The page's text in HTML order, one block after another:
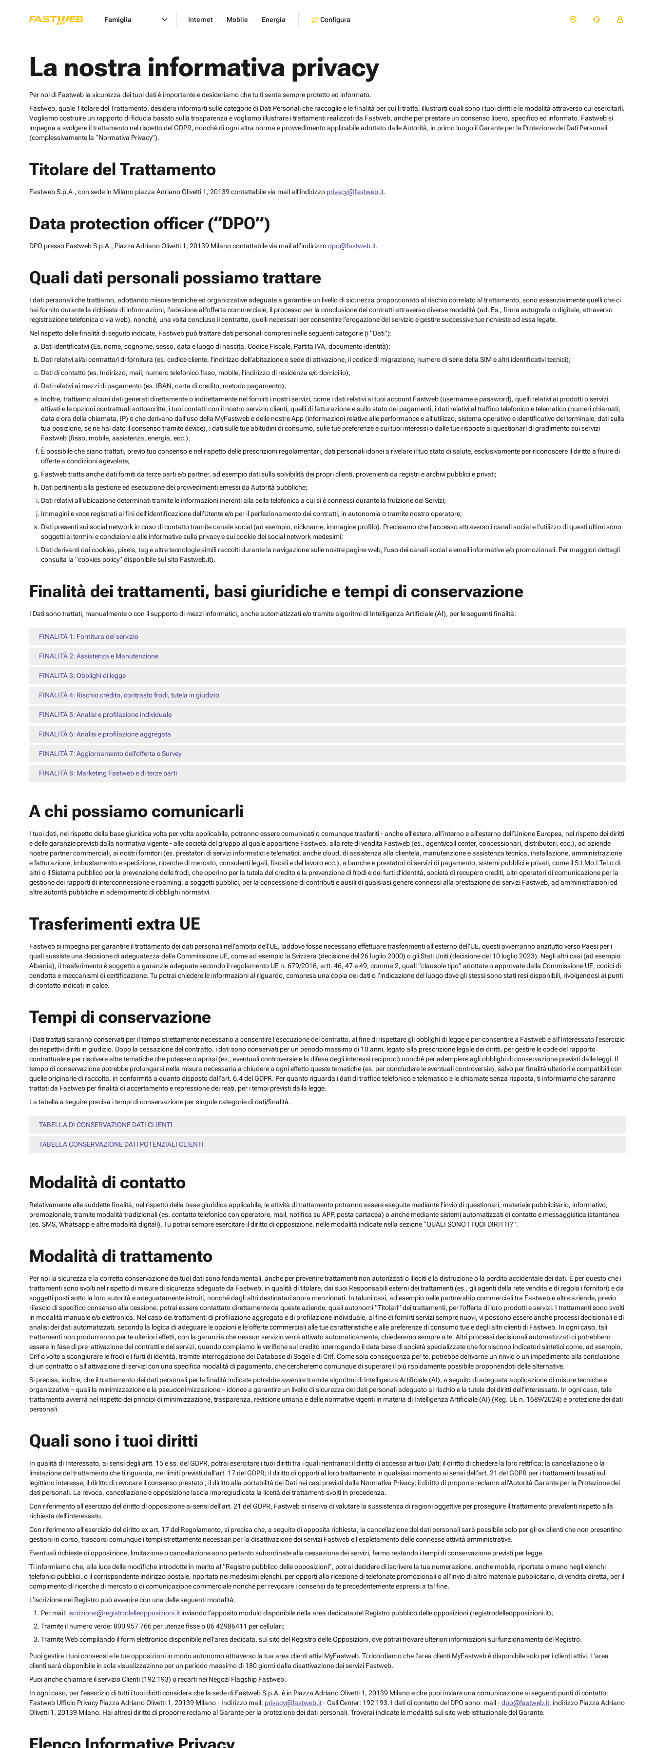
Famiglia Internet Mobile Energia Configura
La nostra informativa privacy
Per noi di Fastweb la sicurezza dei tuoi dati è importante e desideriamo che tu ti senta sempre protetto ed informato.
Fastweb, quale Titolare del Trattamento, desidera informarti sulle categorie di Dati Personali che raccoglie e le finalità per cui li tratta, illustrarti quali sono i tuoi diritti e le modalità attraverso cui esercitarli.
Vogliamo costruire un rapporto di fiducia basato sulla trasparenza e vogliamo illustrare i trattamenti realizzati da Fastweb, anche per prestare un consenso libero, specifico ed informato. Fastweb si
impegna a svolgere il trattamento nel rispetto del GDPR, nonché di ogni altra norma e provvedimento applicabile adottato dalle Autorità, in primo luogo il Garante per la Protezione dei Dati Personali
(complessivamente la “Normativa Privacy”).
Titolare del Trattamento
Fastweb S.p.A., con sede in Milano piazza Adriano Olivetti 1, 20139 contattabile via mail all’indirizzo privacy@fastweb.it.
Data protection officer (“DPO”)
DPO presso Fastweb S.p.A., Piazza Adriano Olivetti 1, 20139 Milano contattabile via mail all’indirizzodpo@fastweb.it.
Quali dati personali possiamo trattare
I dati personali che trattiamo, adottando misure tecniche ed organizzative adeguate a garantire un livello di sicurezza proporzionato al rischio correlato al trattamento, sono essenzialmente quelli che ci
hai fornito durante la richiesta di informazioni, l’adesione all’offerta commerciale, il processo per la conclusione dei contratti attraverso diverse modalità (ad. Es., firma autografa o digitale, attraverso
registrazione telefonica o via web), nonché, una volta concluso il contratto, quelli necessari per consentire l’erogazione del servizio e gestire successive tue richieste ad essa legate.
Nel rispetto delle finalità di seguito indicate, Fastweb può trattare dati personali compresi nelle seguenti categorie (i “Dati”):
Dati identificativi (Es. nome, cognome, sesso, data e luogo di nascita, Codice Fiscale, Partita IVA, documento identità);
Dati relativi al/ai contratto/i di fornitura (es. codice cliente, l’indirizzo dell’abitazione o sede di attivazione, il codice di migrazione, numero di serie della SIM e altri identificativi tecnici);
Dati di contatto (es. Indirizzo, mail, numero telefonico fisso, mobile, l’indirizzo di residenza e/o domicilio);
Dati relativi ai mezzi di pagamento (es. IBAN, carta di credito, metodo pagamento);
Inoltre, trattiamo alcuni dati generati direttamente o indirettamente nel fornirti i nostri servizi, come i dati relativi ai tuoi account Fastweb (username e password), quelli relativi ai prodotti o servizi
attivati e le opzioni contrattuali sottoscritte, i tuoi contatti con il nostro servizio clienti, quelli di fatturazione e sullo stato dei pagamenti, i dati relativi al traffico telefonico e telematico (numeri chiamati,
data e ora della chiamata, IP) o che derivano dall’uso della MyFastweb e delle nostre App (informazioni relative alle performance e all’utilizzo, sistema operativo e identificativo del terminale, dati sulla
tua posizione, se ne hai dato il consenso tramite device), i dati sulle tue abitudini di consumo, sulle tue preferenze e sui tuoi interessi o dalle tue risposte ai questionari di gradimento sui servizi
Fastweb (fisso, mobile, assistenza, energia, ecc.);
È possibile che siano trattati, previo tuo consenso e nel rispetto delle prescrizioni regolamentari, dati personali idonei a rivelare il tuo stato di salute, esclusivamente per riconoscere il diritto a fruire di
offerte a condizioni agevolate;
Fastweb tratta anche dati forniti da terze parti e/o partner, ad esempio dati sulla solvibilità dei propri clienti, provenienti da registri e archivi pubblici e privati;
Dati pertinenti alla gestione ed esecuzione dei provvedimenti emessi da Autorità pubbliche;
Dati relativi all’ubicazione determinati tramite le informazioni inerenti alla cella telefonica a cui si è connessi durante la fruizione dei Servizi;
Immagini e voce registrati ai fini dell’identificazione dell’Utente e/o per il perfezionamento dei contratti, in autonomia o tramite nostro operatore;
Dati presenti sui social network in caso di contatto tramite canale social (ad esempio, nickname, immagine profilo). Precisiamo che l’accesso attraverso i canali social e l’utilizzo di questi ultimi sono
soggetti ai termini e condizioni e alle informative sulla privacy e sui cookie dei social network medesimi;
Dati derivanti dai cookies, pixels, tag e altre tecnologie simili raccolti durante la navigazione sulle nostre pagine web, l’uso dei canali social e email informative e/o promozionali. Per maggiori dettagli
consulta la “cookies policy” disponibile sul sito Fastweb.it).
Finalità dei trattamenti, basi giuridiche e tempi di conservazione
I Dati sono trattati, manualmente o con il supporto di mezzi informatici, anche automatizzati e/o tramite algoritmi di Intelligenza Artificiale (AI), per le seguenti finalità:
FINALITÀ 1: Fornitura del servizio
FINALITÀ 2: Assistenza e Manutenzione
FINALITÀ 3: Obblighi di legge
FINALITÀ 4: Rischio credito, contrasto frodi, tutela in giudizio
FINALITÀ 5: Analisi e profilazione individuale
FINALITÀ 6: Analisi e profilazione aggregata
FINALITÀ 7: Aggiornamento dell’offerta e Survey
FINALITÀ 8: Marketing Fastweb e di terze parti
A chi possiamo comunicarli
I tuoi dati, nel rispetto della base giuridica volta per volta applicabile, potranno essere comunicati o comunque trasferiti - anche all’estero, all’interno e all’esterno dell’Unione Europea, nel rispetto dei diritti
e delle garanzie previsti dalla normativa vigente - alle società del gruppo al quale appartiene Fastweb, alla rete di vendita Fastweb (es., agenti/call center, concessionari, distributori, ecc.), ad aziende
nostre partner commerciali, ai nostri fornitori (es. prestatori di servizi informatici e telematici, anche cloud, di assistenza alla clientela, manutenzione e assistenza tecnica, installazione, amministrazione
e fatturazione, imbustamento e spedizione, ricerche di mercato, consulenti legali, fiscali e del lavoro ecc.), a banche e prestatori di servizi di pagamento, sistemi pubblici e privati, come il S.I.Mo.I.Tel.o di
altri o il Sistema pubblico per la prevenzione delle frodi, che operino per la tutela del credito e la prevenzione di frodi e dei furti d’identità, società di recupero crediti, altri operatori di comunicazione per la
gestione dei rapporti di interconnessione e roaming, a soggetti pubblici, per la concessione di contributi e ausili di qualsiasi genere connessi alla prestazione dei servizi Fastweb, ad amministrazioni ed
altre autorità pubbliche in adempimento di obblighi normativi.
Trasferimenti extra UE
Fastweb si impegna per garantire il trattamento dei dati personali nell’ambito dell’UE, laddove fosse necessario effettuare trasferimenti all’esterno dell’UE, questi avverranno anzitutto verso Paesi per i
quali sussiste una decisione di adeguatezza della Commissione UE, come ad esempio la Svizzera (decisione del 26 luglio 2000) o gli Stati Uniti (decisione del 10 luglio 2023). Negli altri casi (ad esempio
Albania), il trasferimento è soggetto a garanzie adeguate secondo il regolamento UE n. 679/2016, artt. 46, 47 e 49, comma 2, quali “clausole tipo” adottate o approvate dalla Commissione UE, codici di
condotta e meccanismi di certificazione. Tu potrai chiedere le informazioni al riguardo, compresa una copia dei dati o l’indicazione del luogo dove gli stessi sono stati resi disponibili, rivolgendosi ai punti
di contatto indicati in calce.
Tempi di conservazione
I Dati trattati saranno conservati per il tempo strettamente necessario a consentire l’esecuzione del contratto, al fine di rispettare gli obblighi di legge e per consentire a Fastweb e all’Interessato l’esercizio
dei rispettivi diritti in giudizio. Dopo la cessazione del contratto, i dati sono conservati per un periodo massimo di 10 anni, legato alla prescrizione legale dei diritti, per gestire le code del rapporto
contrattuale e per risolvere altre tematiche che potessero aprirsi (es., eventuali controversie e la difesa degli interessi reciproci) nonché per adempiere agli obblighi di conservazione previsti dalle leggi. Il
tempo di conservazione potrebbe prolungarsi nella misura necessaria a chiudere a ogni effetto queste tematiche (es. per concludere le eventuali controversie), salvo per finalità ulteriori e compatibili con
quelle originarie di raccolta, in conformità a quanto disposto dall’art. 6.4 del GDPR. Per quanto riguarda i dati di traffico telefonico e telematico e le chiamate senza risposta, ti informiamo che saranno
trattati da Fastweb per finalità di accertamento e repressione dei reati, per i tempi previsti dalla legge.
La tabella a seguire precisa i tempi di conservazione per singole categorie di dati/finalità.
TABELLA DI CONSERVAZIONE DATI CLIENTI
TABELLA CONSERVAZIONE DATI POTENZIALI CLIENTI
Modalità di contatto
Relativamente alle suddette finalità, nel rispetto della base giuridica applicabile, le attività di trattamento potranno essere eseguite mediante l’invio di questionari, materiale pubblicitario, informativo,
promozionale, tramite modalità tradizionali (es. contatto telefonico con operatore, mail, notifica su APP, posta cartacea) o anche mediante sistemi automatizzati di contatto e messaggistica istantanea
(es. SMS, Whatsapp e altre modalità digitali). Tu potrai sempre esercitare il diritto di opposizione, nelle modalità indicate nella sezione “QUALI SONO I TUOI DIRITTI?”.
Modalità di trattamento
Per noi la sicurezza e la corretta conservazione dei tuoi dati sono fondamentali, anche per prevenire trattamenti non autorizzati o illeciti e la distruzione o la perdita accidentale dei dati. È per questo che i
trattamenti sono svolti nel rispetto di misure di sicurezza adeguate da Fastweb, in qualità di titolare, dai suoi Responsabili esterni dei trattamenti (es., gli agenti della rete vendita e di regola i fornitori) e da
soggetti posti sotto la loro autorità e adeguatamente istruiti, nonché dagli altri destinatari sopra menzionati. In taluni casi, ad esempio nelle partnership commerciali tra Fastweb e altre aziende, previo
rilascio di specifico consenso alla cessione, potrai essere contattato direttamente da queste aziende, quali autonomi “Titolari” dei trattamenti, per l’offerta di loro prodotti e servizi. I trattamenti sono svolti
in modalità manuale e/o elettronica. Nel caso dei trattamenti di profilazione aggregata e di profilazione individuale, al fine di fornirti servizi sempre nuovi, vi possono essere anche processi decisionali e di
analisi dei dati automatizzati, secondo la logica di adeguare le opzioni e le offerte commerciali alle tue caratteristiche e alle preferenze di consumo tue e degli altri clienti di Fastweb. In ogni caso, tali
trattamenti non produrranno per te ulteriori effetti, con la garanzia che nessun servizio verrà attivato automaticamente, chiederemo sempre a te. Altri processi decisionali automatizzati ci potrebbero
essere in fase di pre-attivazione dei contratti e dei servizi, quando compiamo le verifiche sul credito interrogando il data base di società specializzate che forniscono indicatori sintetici come, ad esempio,
Crif o volte a scongiurare le frodi e i furti di identità, tramite interrogazione dei Database di Sogei e di Crif. Come sola conseguenza per te, potrebbe derivarne un rinvio o un impedimento alla conclusione
di un contratto o all’attivazione di servizi con una specifica modalità di pagamento, che cercheremo comunque di superare il più rapidamente possibile proponendoti delle alternative.
Si precisa, inoltre, che il trattamento dei dati personali per le finalità indicate potrebbe avvenire tramite algoritmi di Intelligenza Artificiale (AI), a seguito di adeguata applicazione di misure tecniche e
organizzative – quali la minimizzazione e la pseudonimizzazione – idonee a garantire un livello di sicurezza dei dati personali adeguato al rischio e la tutela dei diritti dell’interessato. In ogni caso, tale
trattamento avverrà nel rispetto dei principi di minimizzazione, trasparenza, revisione umana e delle normative vigenti in materia di Intelligenza Artificiale (AI) (Reg. UE n. 1689/2024) e protezione dei dati
personali.
Quali sono i tuoi diritti
In qualità di Interessato, ai sensi degli artt. 15 e ss. del GDPR, potrai esercitare i tuoi diritti tra i quali rientrano: il diritto di accesso ai tuoi Dati; il diritto di chiedere la loro rettifica; la cancellazione o la
limitazione del trattamento che ti riguarda, nei limiti previsti dall’art. 17 del GDPR; il diritto di opporti al loro trattamento in qualsiasi momento ai sensi dell’art. 21 del GDPR per i trattamenti basati sul
legittimo interesse; il diritto di revocare il consenso prestato ; il diritto alla portabilità dei Dati nei casi previsti dalla Normativa Privacy; il diritto di proporre reclamo all’Autorità Garante per la Protezione dei
dati personali. La revoca, cancellazione e opposizione lascia impregiudicata la liceità dei trattamenti svolti in precedenza.
Con riferimento all’esercizio del diritto di opposizione ai sensi dell’art. 21 del GDPR, Fastweb si riserva di valutare la sussistenza di ragioni oggettive per proseguire il trattamento prevalenti rispetto alla
richiesta dell’interessato.
Con riferimento all’esercizio del diritto ex art. 17 del Regolamento, si precisa che, a seguito di apposita richiesta, la cancellazione dei dati personali sarà possibile solo per gli ex clienti che non presentino
gestioni in corso, trascorsi comunque i tempi strettamente necessari per la disattivazione dei servizi Fastweb e l’espletamento delle connesse attività amministrative.
Eventuali richieste di opposizione, limitazione o cancellazione sono pertanto subordinate alla cessazione dei servizi, fermo restando i tempi di conservazione previsti per legge.
Ti informiamo che, alla luce delle modifiche introdotte in merito al “Registro pubblico delle opposizioni”, potrai decidere di iscrivere la tua numerazione, anche mobile, riportata o meno negli elenchi
telefonici pubblici, o il corrispondente indirizzo postale, riportato nei medesimi elenchi, per opporti alla ricezione di telefonate promozionali o all’invio di altro materiale pubblicitario, di vendita diretta, per il
compimento di ricerche di mercato o di comunicazione commerciale nonché per revocare i consensi da te precedentemente espressi a tal fine.
L’iscrizione nel Registro può avvenire con una delle seguenti modalità:
Per mail: iscrizione@registrodelleopposizioni.it inviando l’apposito modulo disponibile nella area dedicata del Registro pubblico delle opposizioni (registrodelleopposizioni.it);
Tramite il numero verde: 800 957 766 per utenze fisse o 06 42986411 per cellulari;
Tramite Web compilando il form elettronico disponibile nell’area dedicata, sul sito del Registro delle Opposizioni, ove potrai trovare ulteriori informazioni sul funzionamento del Registro.
Puoi gestire i tuoi consensi e le tue opposizioni in modo autonomo attraverso la tua area clienti attivi MyFastweb. Ti ricordiamo che l’area clienti MyFastweb è disponibile solo per i clienti attivi. L’area
clienti sarà disponibile in sola visualizzazione per un periodo massimo di 180 giorni dalla disattivazione dei servizi Fastweb.
Puoi anche chiamare il servizio Clienti (192 193) o recarti nei Negozi Flagship Fastweb.
In ogni caso, per l’esercizio di tutti i tuoi diritti considera che la sede di Fastweb S.p.A. è in Piazza Adriano Olivetti 1, 20139 Milano e che puoi inviare una comunicazione ai seguenti punti di contatto:
Fastweb Ufficio Privacy Piazza Adriano Olivetti 1, 20139 Milano - Indirizzo mail: privacy@fastweb.it- Call Center: 192 193. I dati di contatto del DPO sono: mail -dpo@fastweb.it, indirizzo Piazza Adriano
Olivetti 1, 20139 Milano. Hai altresì diritto di proporre reclamo al Garante per la protezione dei dati personali. Troverai indicate le modalità sul sito web istituzionale del Garante.